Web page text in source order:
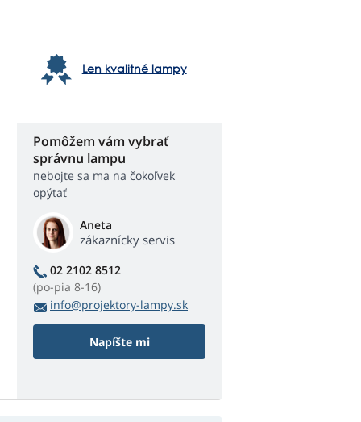
Len kvalitné lampy
Pomôžem vám vybrať
správnu lampu
nebojte sa ma na čokoľvek
opýtať
Aneta
zákaznícky servis
02 2102 8512
(po-pia 8-16)
info@projektory-lampy.sk
Napíšte mi